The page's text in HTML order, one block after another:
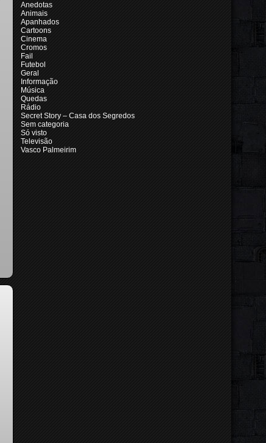
Anedotas
Animais
Apanhados
Cartoons
Cinema
Cromos
Fail
Futebol
Geral
Informação
Música
Quedas
Rádio
Secret Story – Casa dos Segredos
Sem categoria
Só visto
Televisão
Vasco Palmeirim